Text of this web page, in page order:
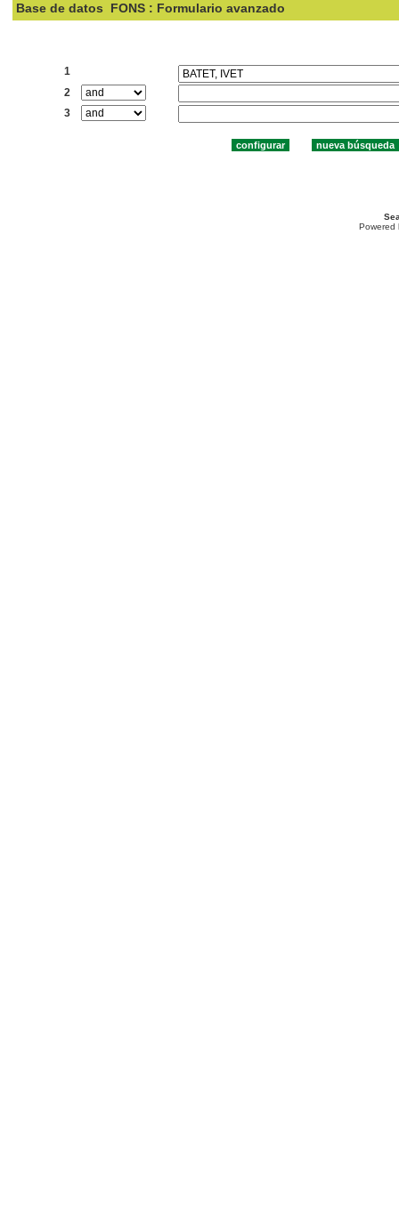
Base de datos FONS : Formulario avanzado
1
2
3
Powered